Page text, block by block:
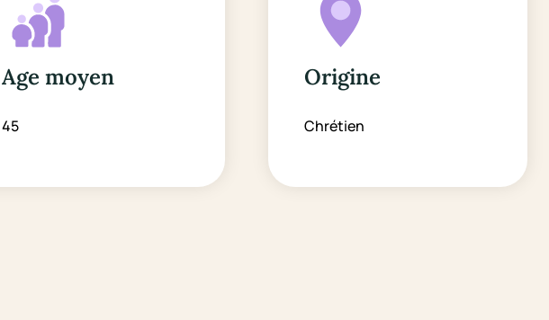
Age moyen
45
Origine
Chrétien